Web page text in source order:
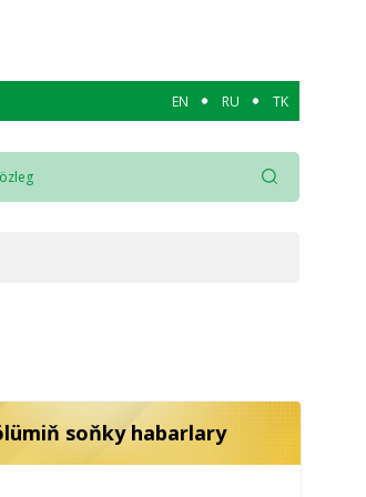
EN RU TK
soňky habarlary